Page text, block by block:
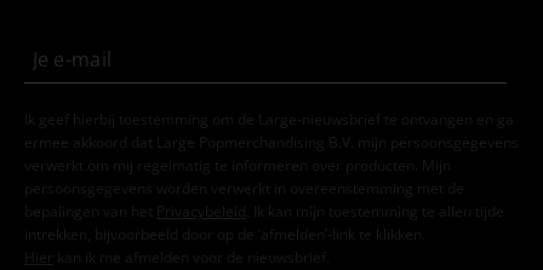
Ik geef hierbij toestemming om de Large-nieuwsbrief te ontvangen en ga
ermee akkoord dat Large Popmerchandising B.V. mijn persoonsgegevens
verwerkt om mij regelmatig te informeren over producten. Mijn
persoonsgegevens worden verwerkt in overeenstemming met de
bepalingen van het
Privacybeleid . Ik kan mijn toestemming te allen tijde
intrekken, bijvoorbeeld door op de ‘afmelden’-link te klikken.
Hier kan ik me afmelden voor de nieuwsbrief.